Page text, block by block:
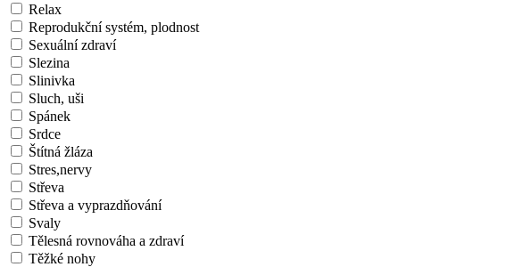
Relax
Reprodukční systém, plodnost
Sexuální zdraví
Slezina
Slinivka
Sluch, uši
Spánek
Srdce
Štítná žláza
Stres,nervy
Střeva
Střeva a vyprazdňování
Svaly
Tělesná rovnováha a zdraví
Těžké nohy